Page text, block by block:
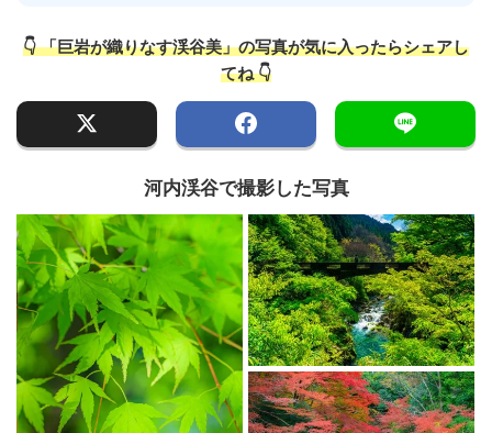
👇 「巨岩が織りなす渓谷美」の写真が気に入ったらシェアし
てね 👇
河内渓谷で撮影した写真